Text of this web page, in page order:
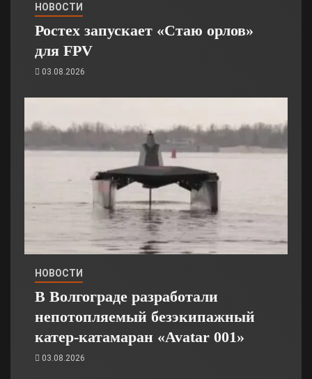
НОВОСТИ
Ростех запускает «Стаю орлов»
для FPV
03.08.2026
НОВОСТИ
В Волгограде разработали
непотопляемый безэкипажный
катер-катамаран «Avatar 001»
03.08.2026